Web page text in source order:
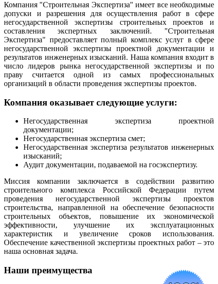
Компания "Строительная Экспертиза" имеет все необходимые
допуски и разрешения для осуществления работ в сфере
негосударственной экспертизы строительных проектов и
составления экспертных заключений. "Строительная
Экспертиза" предоставляет полный комплекс услуг в сфере
негосударственной экспертизы проектной документации и
результатов инженерных изысканий. Наша компания входит в
число лидеров рынка негосударственной экспертизы и по
праву считается одной из самых профессиональных
организаций в области проведения экспертизы проектов.
Компания оказывает следующие услуги:
Негосударственная экспертиза проектной
документации;
Негосударственная экспертиза смет;
Негосударственная экспертиза результатов инженерных
изысканий;
Аудит документации, подаваемой на госэкспертизу.
Миссия компании заключается в содействии развитию
строительного комплекса Российской Федерации путем
проведения негосударственной экспертизы проектов
строительства, направленной на обеспечение безопасности
строительных объектов, повышение их экономической
эффективности, улучшение их эксплуатационных
характеристик и увеличение сроков использования.
Обеспечение качественной экспертизы проектных работ – это
наша основная задача.
Наши преимущества